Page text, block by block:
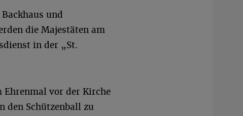
und
die Majestäten am
in der „St.
Ehrenmal vor der Kirche
den Schützenball zu